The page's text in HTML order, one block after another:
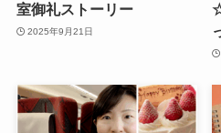
室御礼ストーリー
2025年9月21日